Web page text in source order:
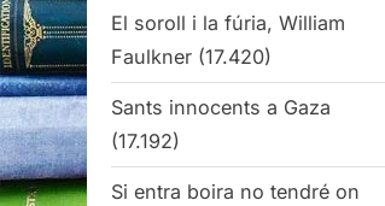
El soroll i la fúria, William
Faulkner (17.420)
Sants innocents a Gaza
(17.192)
Si entra boira no tendré on